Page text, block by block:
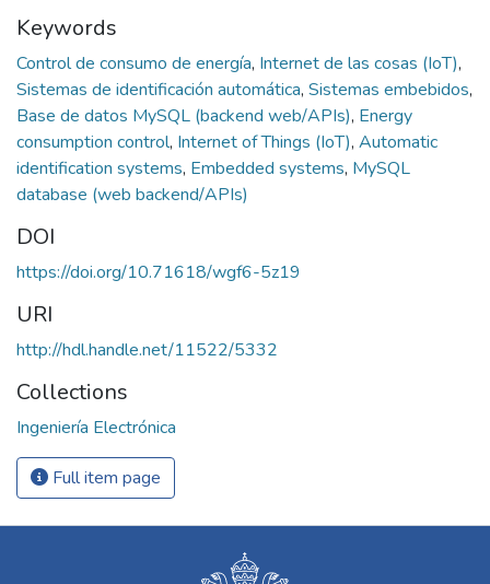
Keywords
Control de consumo de energía, Internet de las cosas (IoT),
Sistemas de identificación automática, Sistemas embebidos,
Base de datos MySQL (backend web/APIs), Energy
consumption control, Internet of Things (IoT), Automatic
identification systems, Embedded systems, MySQL
database (web backend/APIs)
DOI
https://doi.org/10.71618/wgf6-5z19
URI
http://hdl.handle.net/11522/5332
Collections
Ingeniería Electrónica
Full item page